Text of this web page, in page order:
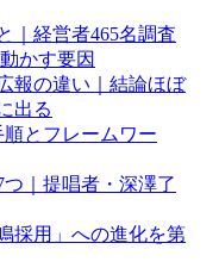
｜経営者465名調査
かす要因
報の違い｜結論ほぼ
出る
とフレームワー
｜提唱者・深澤了
採用」への進化を第